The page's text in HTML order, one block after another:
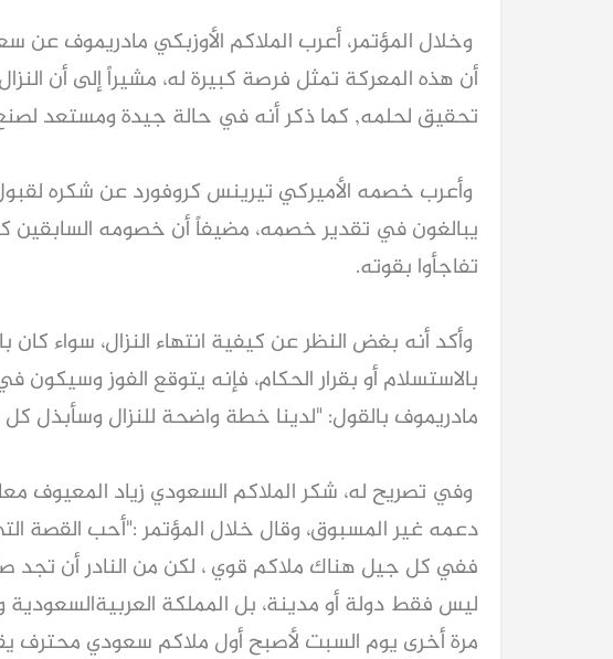
وخلال المؤتمر، أعرب الملاكم الأوزبكي مادريموف عن
أن هذه المعركة تمثل فرصة كبيرة له، مشيراً إلى أن
تحقيق لحلمه, كما ذكر أنه في حالة جيدة ومستعد لصنع
وأعرب خصمه الأميركي تيرينس كروفورد عن شكره لقبول
يبالغون في تقدير خصمه، مضيفاً أن خصومه السابقين
تفاجأوا بقوته.
وأكد أنه بغض النظر عن كيفية انتهاء النزال، سواء كان
بالاستسلام أو بقرار الحكام، فإنه يتوقع الفوز وسيكون
مادريموف بالقول: "لدينا خطة واضحة للنزال وسأبذل
وفي تصريح له، شكر الملاكم السعودي زياد المعيوف
دعمه غير المسبوق، وقال خلال المؤتمر :"أحب القصة
ففي كل جيل هناك ملاكم قوي ، لكن من النادر أن تجد
ليس فقط دولة أو مدينة، بل المملكة العربيةالسعودية
مرة أخرى يوم السبت لأصبح أول ملاكم سعودي محترف
العائلية